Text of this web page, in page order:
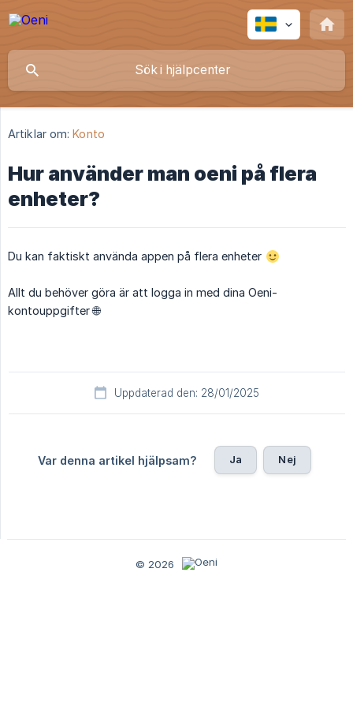
Artiklar om: Konto
Hur använder man oeni på flera
enheter?
Du kan faktiskt använda appen på flera enheter
Allt du behöver göra är att logga in med dina Oeni-
kontouppgifter 🌐
Uppdaterad den: 28/01/2025
Var denna artikel hjälpsam? Ja Nej
© 2026